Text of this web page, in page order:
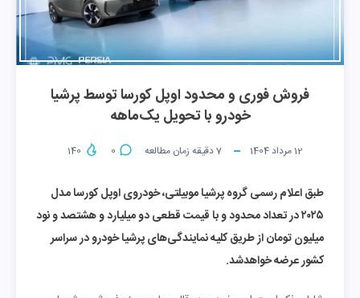
فروش فوری و محدود اوپل کورسا توسط پرشیا
خودرو با تحویل یک‌ماهه
12 مرداد 1404 7دقیقه زمان مطالعه 0
طبق اعلام رسمی گروه پرشیا موبیلتی، خودروی اوپل کورسا مدل
۲۰۲۵ در تعداد محدود و با قیمت قطعی دو میلیارد و هشتصد و نود
میلیون تومان از طریق کلیه نمایندگی‌های پرشیا خودرو در سراسر
کشور عرضه خواهدشد.